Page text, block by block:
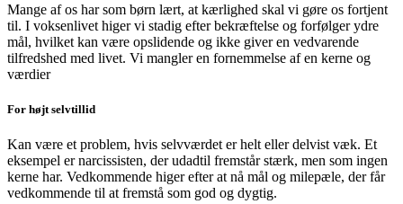
Mange af os har som børn lært, at kærlighed skal vi gøre os fortjent
til. I voksenlivet higer vi stadig efter bekræftelse og forfølger ydre
mål, hvilket kan være opslidende og ikke giver en vedvarende
tilfredshed med livet. Vi mangler en fornemmelse af en kerne og
værdier
For højt selvtillid
Kan være et problem, hvis selvværdet er helt eller delvist væk. Et
eksempel er narcissisten, der udadtil fremstår stærk, men som ingen
kerne har. Vedkommende higer efter at nå mål og milepæle, der får
vedkommende til at fremstå som god og dygtig.